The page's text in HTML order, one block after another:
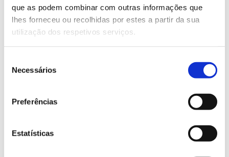
que as podem combinar com outras informações que
lhes forneceu ou recolhidas por estes a partir da sua
utilização dos respetivos serviços.
Necessários
Preferências
Estatísticas
Segundo relatos recentes, eram quatro eucaliptos,
mas dois foram cortados há cerca de 60 anos para
usar a madeira em obras do santuário. O maior dos